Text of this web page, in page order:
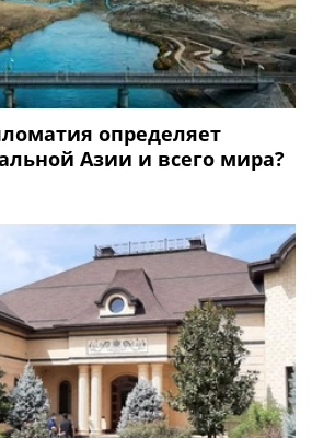
определяет
Азии и всего мира?